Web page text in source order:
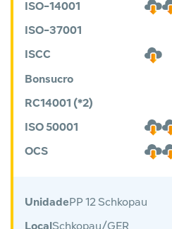
ISO-14001
ISO-37001
ISCC
Bonsucro
RC14001 (*2)
ISO 50001
OCS
Unidade PP 12 Schkopau
Local Schkopau/GER